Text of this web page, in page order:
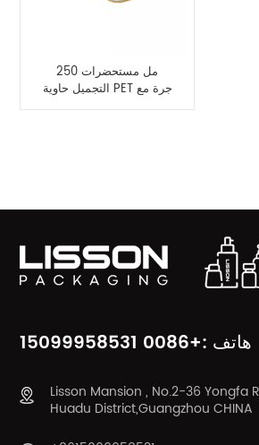
250 مل مستحضرات
التجميل حاوية PET جرة مع
غطاء الخيزران
هاتف :+0086 15099958531
Lisson Mansion , No.2-36 Yongfa
Huadu District,Guangzhou CHINA